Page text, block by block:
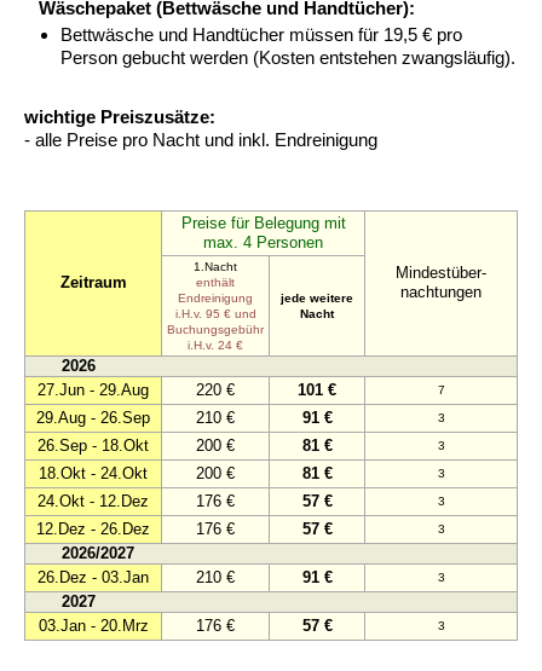
Wäschepaket (Bettwäsche und Handtücher):
Bettwäsche und Handtücher müssen für 19,5 € pro
Person gebucht werden (Kosten entstehen zwangsläufig).
wichtige Preiszusätze:
- alle Preise pro Nacht und inkl. Endreinigung
Zeitraum
Preise für Belegung mit
max. 4 Personen
Mindestüber-
nachtungen
1.Nacht
enthält
Endreinigung
i.H.v. 95 € und
Buchungsgebühr
i.H.v. 24 €
jede weitere
Nacht
2026
27.Jun - 29.Aug
220 € 101 € 7
29.Aug - 26.Sep 210 € 91 € 3
26.Sep - 18.Okt 200 € 81 € 3
18.Okt - 24.Okt 200 € 81 € 3
24.Okt - 12.Dez 176 € 57 € 3
12.Dez - 26.Dez 176 € 57 € 3
2026/2027
26.Dez - 03.Jan
210 € 91 € 3
2027
03.Jan - 20.Mrz
176 € 57 € 3